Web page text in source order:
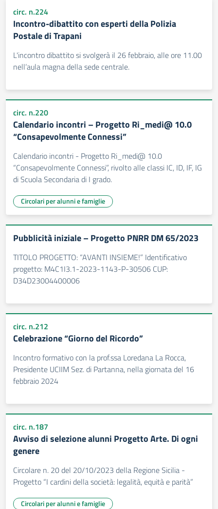
circ. n.224
Incontro-dibattito con esperti della Polizia
Postale di Trapani
L'incontro dibattito si svolgerà il 26 febbraio, alle ore 11.00
nell’aula magna della sede centrale.
circ. n.220
Calendario incontri – Progetto Ri_medi@ 10.0
“Consapevolmente Connessi”
Calendario incontri - Progetto Ri_medi@ 10.0
“Consapevolmente Connessi”, rivolto alle classi IC, ID, IF, IG
di Scuola Secondaria di I grado.
Circolari per alunni e famiglie
Pubblicità iniziale – Progetto PNRR DM 65/2023
TITOLO PROGETTO: “AVANTI INSIEME!” Identificativo
progetto: M4C1I3.1-2023-1143-P-30506 CUP:
D34D23004400006
circ. n.212
Celebrazione “Giorno del Ricordo”
Incontro formativo con la prof.ssa Loredana La Rocca,
Presidente UCIIM Sez. di Partanna, nella giornata del 16
febbraio 2024
circ. n.187
Avviso di selezione alunni Progetto Arte. Di ogni
genere
Circolare n. 20 del 20/10/2023 della Regione Sicilia -
Progetto “I cardini della società: legalità, equità e parità”
Circolari per alunni e famiglie